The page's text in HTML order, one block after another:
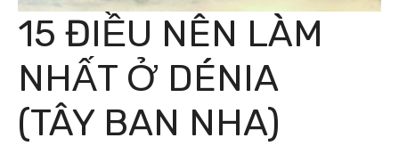
15 ĐIỀU NÊN LÀM
NHẤT Ở DÉNIA
(TÂY BAN NHA)